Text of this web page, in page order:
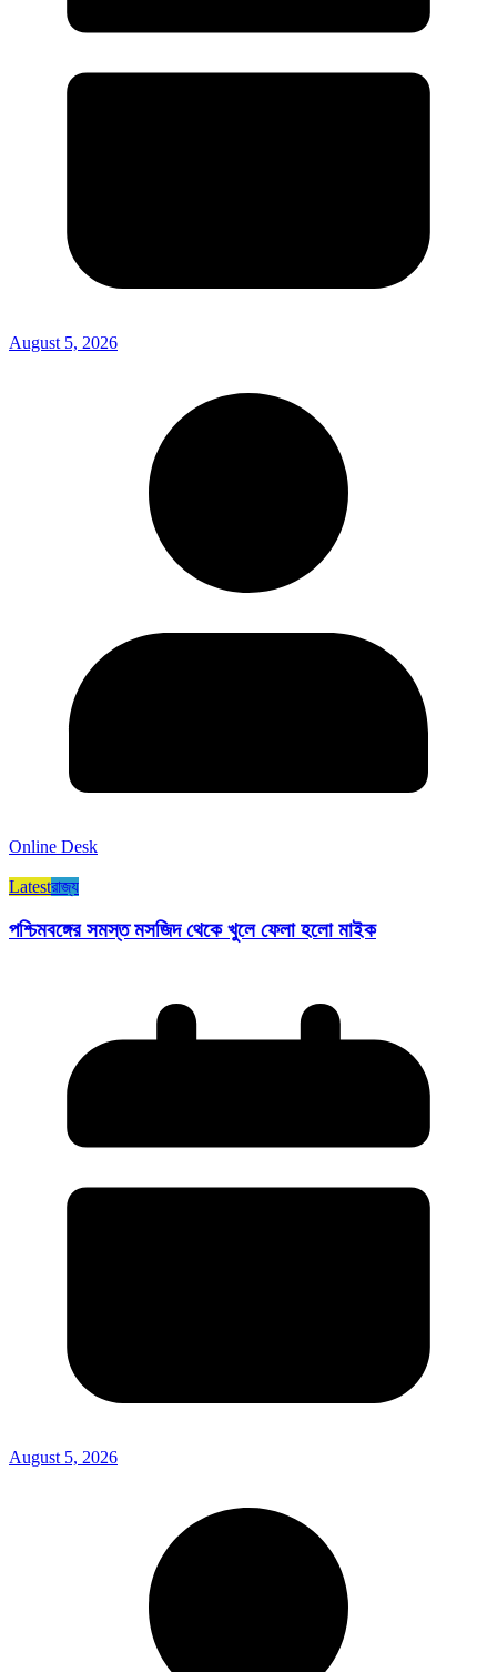
August 5, 2026
Online Desk
Latestরাজ্য​
পশ্চিমবঙ্গের সমস্ত মসজিদ থেকে খুলে ফেলা হলো মাইক
August 5, 2026